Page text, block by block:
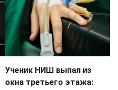
Ученик НИШ выпал из
окна третьего этажа: